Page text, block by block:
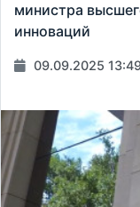
министра
инноваций
09.09.2025